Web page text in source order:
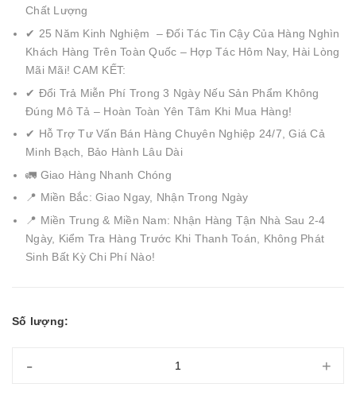
Chất Lượng
✔ 25 Năm Kinh Nghiệm – Đối Tác Tin Cậy Của Hàng Nghìn
Khách Hàng Trên Toàn Quốc – Hợp Tác Hôm Nay, Hài Lòng
Mãi Mãi! CAM KẾT:
✔ Đổi Trả Miễn Phí Trong 3 Ngày Nếu Sản Phẩm Không
Đúng Mô Tả – Hoàn Toàn Yên Tâm Khi Mua Hàng!
✔ Hỗ Trợ Tư Vấn Bán Hàng Chuyên Nghiệp 24/7, Giá Cả
Minh Bạch, Bảo Hành Lâu Dài
🚛 Giao Hàng Nhanh Chóng
📍 Miền Bắc: Giao Ngay, Nhận Trong Ngày
📍 Miền Trung & Miền Nam: Nhận Hàng Tận Nhà Sau 2-4
Ngày, Kiểm Tra Hàng Trước Khi Thanh Toán, Không Phát
Sinh Bất Kỳ Chi Phí Nào!
Số lượng:
- +